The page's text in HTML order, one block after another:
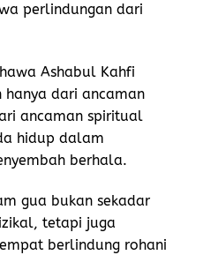
perlindungan dari
Ashabul Kahfi
dari ancaman
ancaman spiritual
hidup dalam
berhala.
gua bukan sekadar
tetapi juga
berlindung rohani